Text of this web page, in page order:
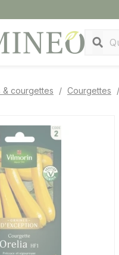
& courgettes Courgettes